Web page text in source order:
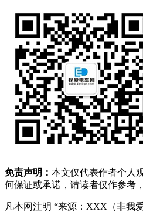
免责声明： 本文仅代表作者个人
何保证或承诺，请读者仅作参考
凡本网注明 “来源：XXX（非我